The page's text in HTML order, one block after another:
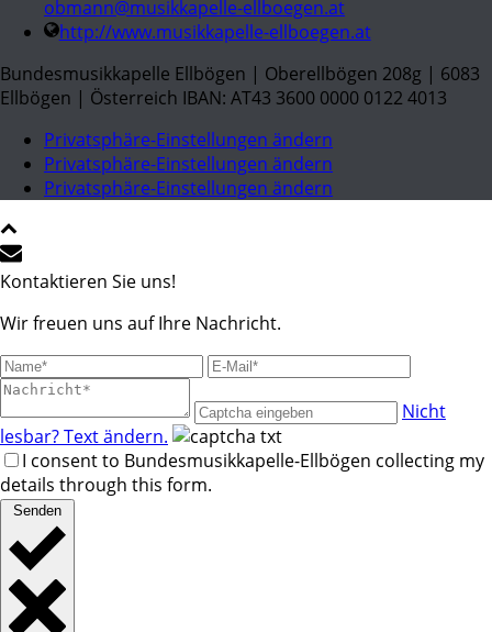
obmann@musikkapelle-ellboegen.at
http://www.musikkapelle-ellboegen.at
Bundesmusikkapelle Ellbögen | Oberellbögen 208g | 6083
Ellbögen | Österreich IBAN: AT43 3600 0000 0122 4013
Privatsphäre-Einstellungen ändern
Privatsphäre-Einstellungen ändern
Privatsphäre-Einstellungen ändern
Kontaktieren Sie uns!
Wir freuen uns auf Ihre Nachricht.
Nicht
lesbar? Text ändern.
I consent to Bundesmusikkapelle-Ellbögen collecting my
details through this form.
Senden